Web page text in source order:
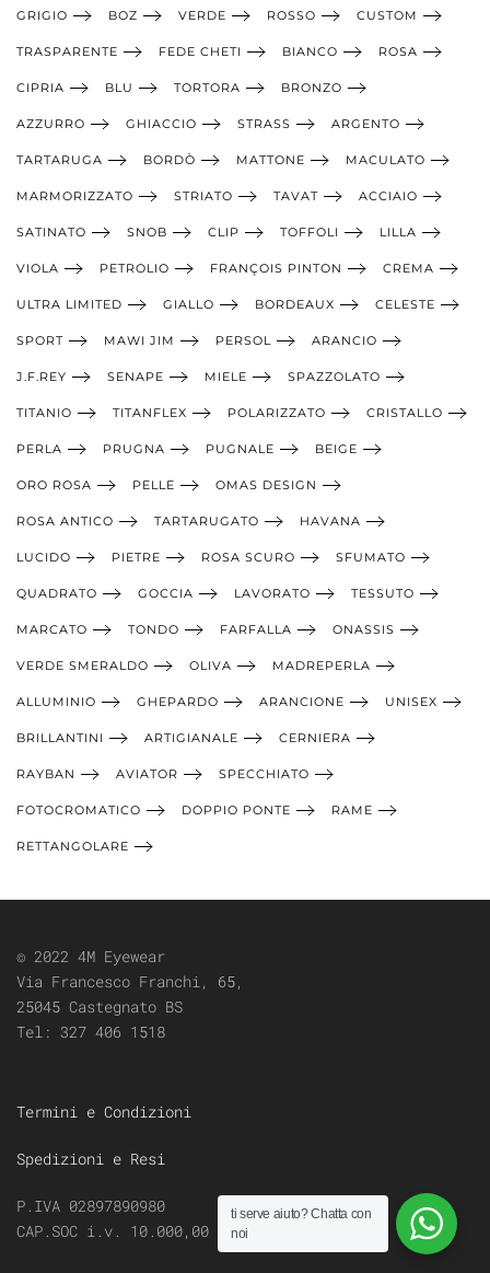
GRIGIO BOZ VERDE ROSSO CUSTOM
TRASPARENTE FEDE CHETI BIANCO ROSA
CIPRIA BLU TORTORA BRONZO
AZZURRO GHIACCIO STRASS ARGENTO
TARTARUGA BORDÒ MATTONE MACULATO
MARMORIZZATO STRIATO TAVAT ACCIAIO
SATINATO SNOB CLIP TOFFOLI LILLA
VIOLA PETROLIO FRANÇOIS PINTON CREMA
ULTRA LIMITED GIALLO BORDEAUX CELESTE
SPORT MAWI JIM PERSOL ARANCIO
J.F.REY SENAPE MIELE SPAZZOLATO
TITANIO TITANFLEX POLARIZZATO CRISTALLO
PERLA PRUGNA PUGNALE BEIGE
ORO ROSA PELLE OMAS DESIGN
ROSA ANTICO TARTARUGATO HAVANA
LUCIDO PIETRE ROSA SCURO SFUMATO
QUADRATO GOCCIA LAVORATO TESSUTO
MARCATO TONDO FARFALLA ONASSIS
VERDE SMERALDO OLIVA MADREPERLA
ALLUMINIO GHEPARDO ARANCIONE UNISEX
BRILLANTINI ARTIGIANALE CERNIERA
RAYBAN AVIATOR SPECCHIATO
FOTOCROMATICO DOPPIO PONTE RAME
RETTANGOLARE
© 2022 4M Eyewear
Via Francesco Franchi, 65,
25045 Castegnato BS
Tel: 327 406 1518
Termini e Condizioni
Spedizioni e Resi
P.IVA 02897890980
CAP.SOC i.v. 10.000,00
ti serve aiuto?Chatta con
noi